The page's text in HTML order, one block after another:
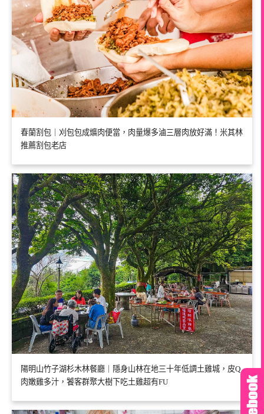
春蘭割包｜刈包包成爌肉便當，肉量爆多滷三層肉放好滿！米其林
推薦割包老店
陽明山竹子湖杉木林餐廳｜隱身山林在地三十年低調土雞城，皮Q
肉嫩雞多汁，饕客群聚大樹下吃土雞超有FU